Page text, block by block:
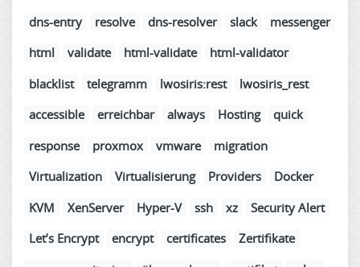
dns-entry
resolve dns-resolver slack
messenger
html
validate html-validate
html-validator
blacklist
telegramm lwosiris:rest
lwosiris_rest
accessible
erreichbar always Hosting
quick
response
proxmox vmware
migration
Virtualization
Virtualisierung Providers
Docker
KVM
XenServer Hyper-V ssh xz
Security Alert
Let’s Encrypt
encrypt certificates
Zertifikate